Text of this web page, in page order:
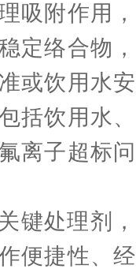
吸附作用，
定络合物，
或饮用水安
括饮用水、
离子超标问
键处理剂，
便捷性、经